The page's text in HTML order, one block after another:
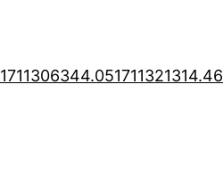
1711306344.051711321314.46